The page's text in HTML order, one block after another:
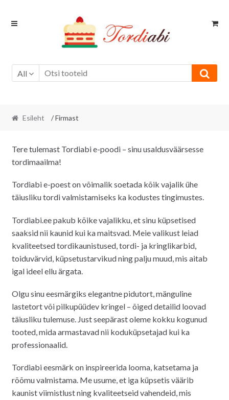
Skip
Skip
All
Esileht / Firmast
Tere tulemast Tordiabi e-poodi – sinu usaldusväärsesse
tordimaailma!
Tordiabi e-poest on võimalik soetada kõik vajalik ühe
täiusliku tordi valmistamiseks ka kodustes tingimustes.
Tordiabi.ee pakub kõike vajalikku, et sinu küpsetised
saaksid nii kaunid kui ka maitsvad. Meie valikust leiad
kvaliteetsed tordikaunistused, tordi- ja kringlikarbid,
toiduvärvid, küpsetustarvikud ning palju muud, mis aitab
igal ideel ellu ärgata.
Olgu sinu eesmärgiks elegantne pidutort, mänguline
lastetort või pilkupüüdev kringel – õiged detailid loovad
täiusliku tulemuse. Just seepärast oleme kokku kogunud
tooted, mida armastavad nii koduküpsetajad kui ka
professionaalid.
Tordiabi eesmärk on inspireerida looma, katsetama ja
rõõmu valmistama. Me usume, et iga küpsetis väärib
kaunist viimistlust ning kvaliteetseid vahendeid, mis